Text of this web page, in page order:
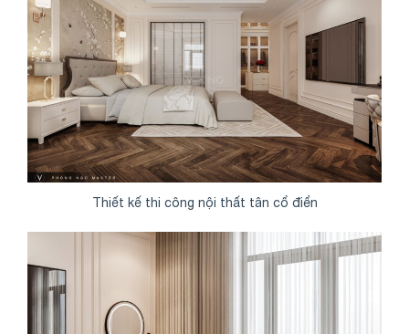
Thiết kế thi công nội thất tân cổ điển